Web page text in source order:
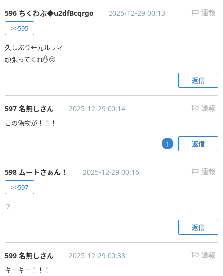
596 ちくわぶ◆u2dfBcqrgo 2025-12-29 00:13 通報
>>595
久しぶり←元ルリィ
頑張ってくれ✋🥺
返信
597 名無しさん 2025-12-29 00:14 通報
この偽物が！！！
返信
1
598 ムートさぁん！ 2025-12-29 00:16 通報
>>597
？
返信
599 名無しさん 2025-12-29 00:38 通報
キーキー！！！